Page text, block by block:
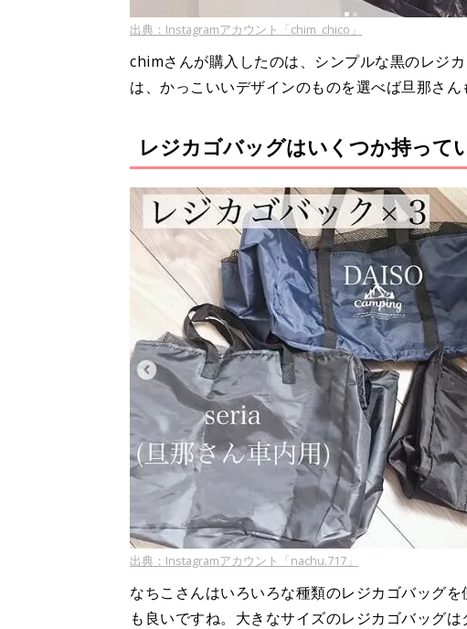
出典：Instagramアカウント「chim_chico」
chimさんが購入したのは、シンプルな黒のレジ
は、かっこいいデザインのものを選べば旦那さん
レジカゴバッグはいくつか持って
出典：Instagramアカウント「nachu.717」
なちこさんはいろいろな種類のレジカゴバッグ
も良いですね。大きなサイズのレジカゴバッグ